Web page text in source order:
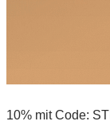
10% mit Code: